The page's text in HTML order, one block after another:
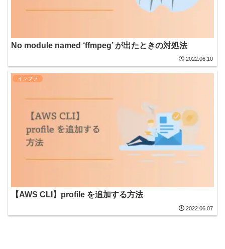
No module named ‘ffmpeg’ が出たときの対処法
2022.06.10
インフラ
【AWS CLI】profile を追加する方法
2022.06.07